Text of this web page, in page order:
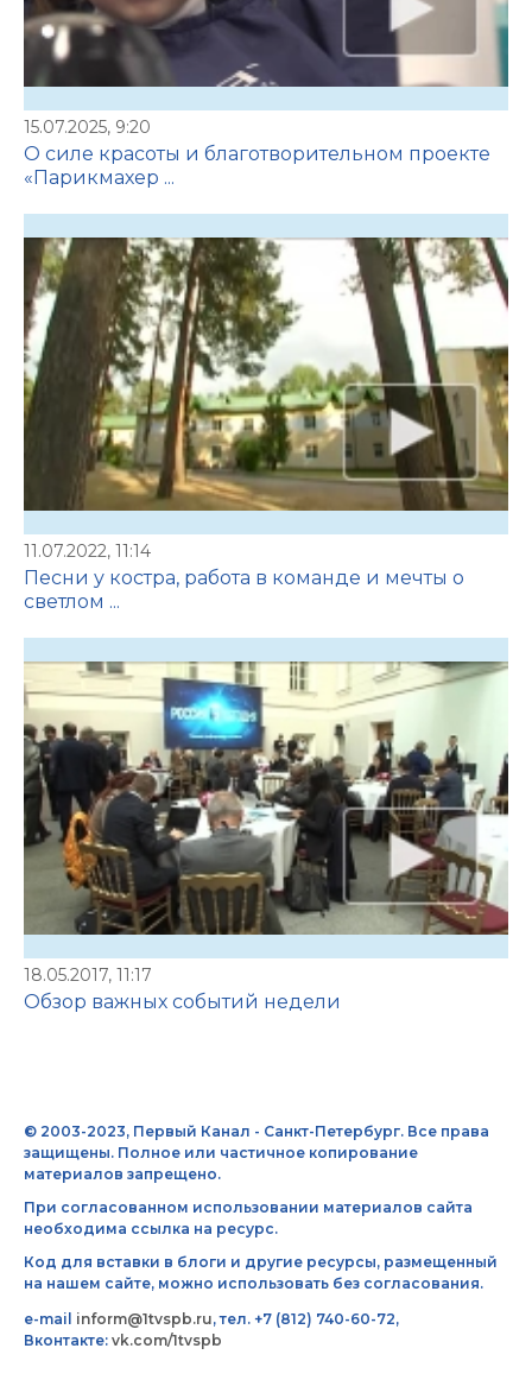
15.07.2025, 9:20
О силе красоты и благотворительном проекте
«Парикмахер ...
11.07.2022, 11:14
Песни у костра, работа в команде и мечты о
светлом ...
18.05.2017, 11:17
Обзор важных событий недели
© 2003-2023, Первый Канал - Санкт-Петербург. Все права
защищены. Полное или частичное копирование
материалов запрещено.
При согласованном использовании материалов сайта
необходима ссылка на ресурс.
Код для вставки в блоги и другие ресурсы, размещенный
на нашем сайте, можно использовать без согласования.
e-mail inform@1tvspb.ru, тел. +7 (812) 740-60-72,
Вконтакте: vk.com/1tvspb